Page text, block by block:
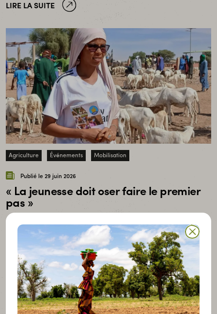
LIRE LA SUITE
Agriculture Événements Mobilisation
Publié le 29 juin 2026
« La jeunesse doit oser faire le premier
pas »
À l’occasion de la deuxième édition du camp
agroécologique des jeunes organisé par la FONGS
au Sénégal, de nombreux jeunes engagé·es ont
partagé leurs expériences et leurs visions pour
l’avenir des territoires ruraux. Parmi eux, Bassine
Ka, jeune entrepreneure pastorale très investie
dans sa communauté.